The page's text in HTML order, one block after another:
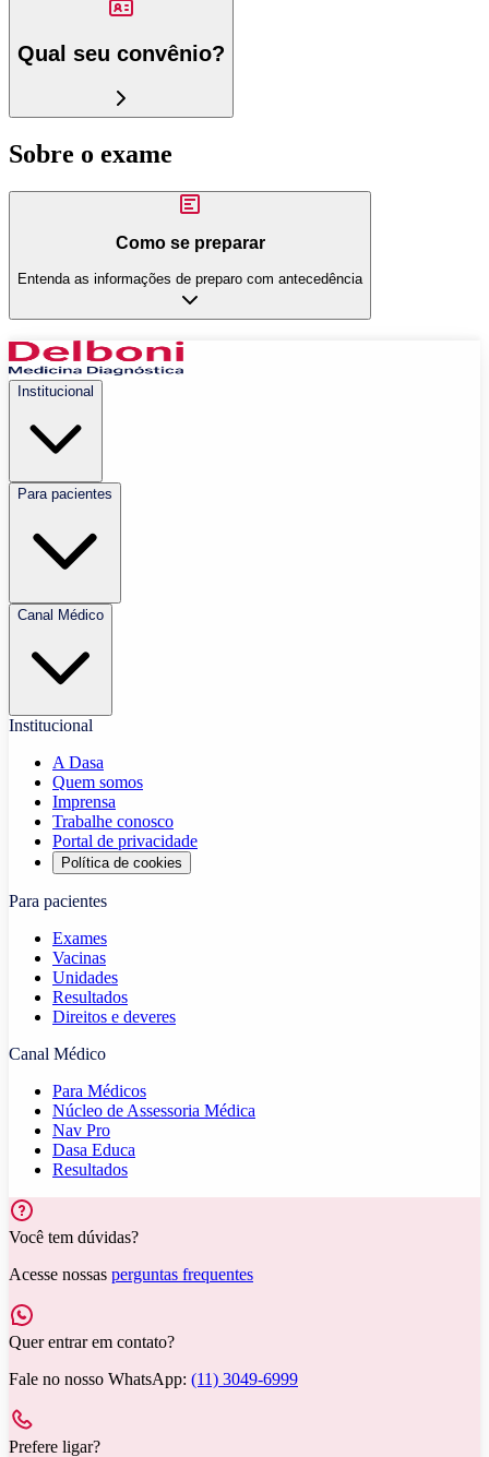
Qual seu convênio?
Sobre o exame
Como se preparar
Entenda as informações de preparo com antecedência
Institucional
Para pacientes
Canal Médico
Institucional
A Dasa
Quem somos
Imprensa
Trabalhe conosco
Portal de privacidade
Política de cookies
Para pacientes
Exames
Vacinas
Unidades
Resultados
Direitos e deveres
Canal Médico
Para Médicos
Núcleo de Assessoria Médica
Nav Pro
Dasa Educa
Resultados
Você tem dúvidas?
Acesse nossas perguntas frequentes
Quer entrar em contato?
Fale no nosso WhatsApp: (11) 3049-6999
Prefere ligar?